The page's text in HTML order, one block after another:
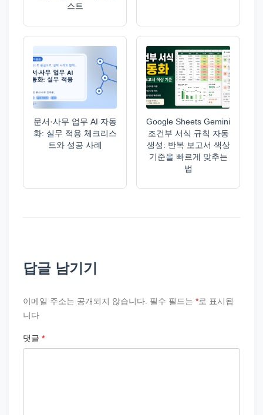
스트
문서·사무 업무 AI 자동
화: 실무 적용 체크리스
트와 성공 사례
Google Sheets Gemini
조건부 서식 규칙 자동
생성: 반복 보고서 색상
기준을 빠르게 맞추는
법
답글 남기기
이메일 주소는 공개되지 않습니다. 필수 필드는 *로 표시됩
니다
댓글 *